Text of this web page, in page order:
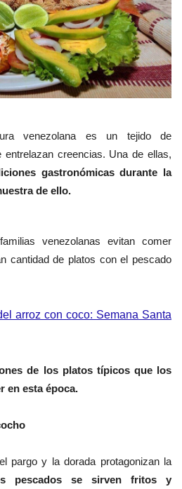
venezolana es un tejido de
creencias. Una de ellas,
gastronómicas durante la
de ello.
venezolanas evitan comer
cantidad de platos con el pescado
arroz con coco: Semana Santa
de los platos típicos que los
en esta época.
pargo y la dorada protagonizan la
pescados se sirven fritos y